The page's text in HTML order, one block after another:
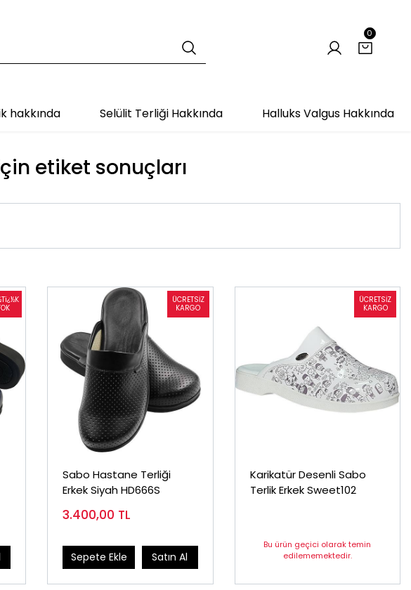
0
hakkında Selülit Terliği Hakkında Halluks Valgus Hakkında
etiket sonuçları
Sabo Hastane Terliği
Erkek Siyah HD666S
3.400,00 TL
Sepete Ekle Satın Al
Karikatür Desenli Sabo
Terlik Erkek Sweet102
Bu ürün geçici olarak temin
edilememektedir.